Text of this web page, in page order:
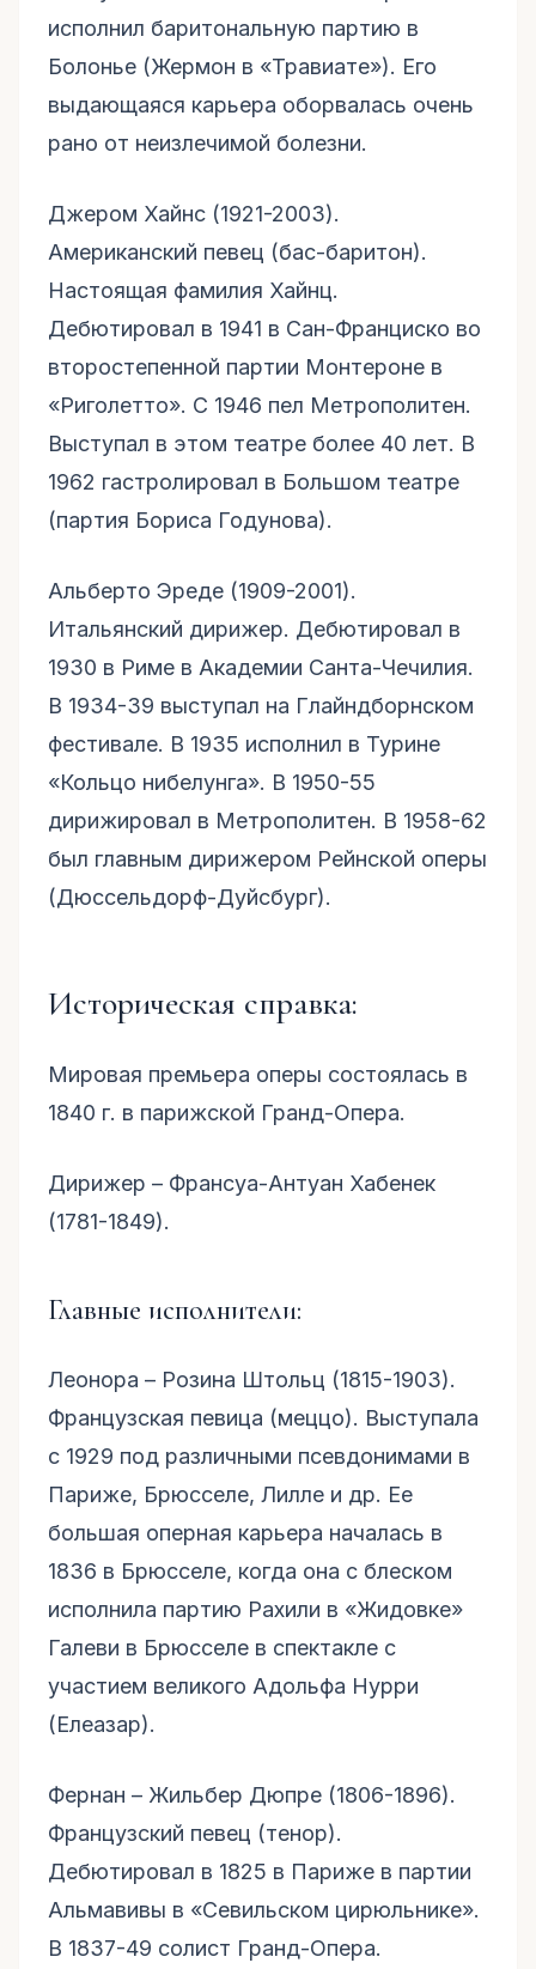
исполнил баритональную партию в
Болонье (Жермон в «Травиате»). Его
выдающаяся карьера оборвалась очень
рано от неизлечимой болезни.
Джером Хайнс (1921-2003).
Американский певец (бас-баритон).
Настоящая фамилия Хайнц.
Дебютировал в 1941 в Сан-Франциско во
второстепенной партии Монтероне в
«Риголетто». С 1946 пел Метрополитен.
Выступал в этом театре более 40 лет. В
1962 гастролировал в Большом театре
(партия Бориса Годунова).
Альберто Эреде (1909-2001).
Итальянский дирижер. Дебютировал в
1930 в Риме в Академии Санта-Чечилия.
В 1934-39 выступал на Глайндборнском
фестивале. В 1935 исполнил в Турине
«Кольцо нибелунга». В 1950-55
дирижировал в Метрополитен. В 1958-62
был главным дирижером Рейнской оперы
(Дюссельдорф-Дуйсбург).
Историческая справка:
Мировая премьера оперы состоялась в
1840 г. в парижской Гранд-Опера.
Дирижер – Франсуа-Антуан Хабенек
(1781-1849).
Главные исполнители:
Леонора – Розина Штольц (1815-1903).
Французская певица (меццо). Выступала
с 1929 под различными псевдонимами в
Париже, Брюсселе, Лилле и др. Ее
большая оперная карьера началась в
1836 в Брюсселе, когда она с блеском
исполнила партию Рахили в «Жидовке»
Галеви в Брюсселе в спектакле с
участием великого Адольфа Нурри
(Елеазар).
Фернан – Жильбер Дюпре (1806-1896).
Французский певец (тенор).
Дебютировал в 1825 в Париже в партии
Альмавивы в «Севильском цирюльнике».
В 1837-49 солист Гранд-Опера.